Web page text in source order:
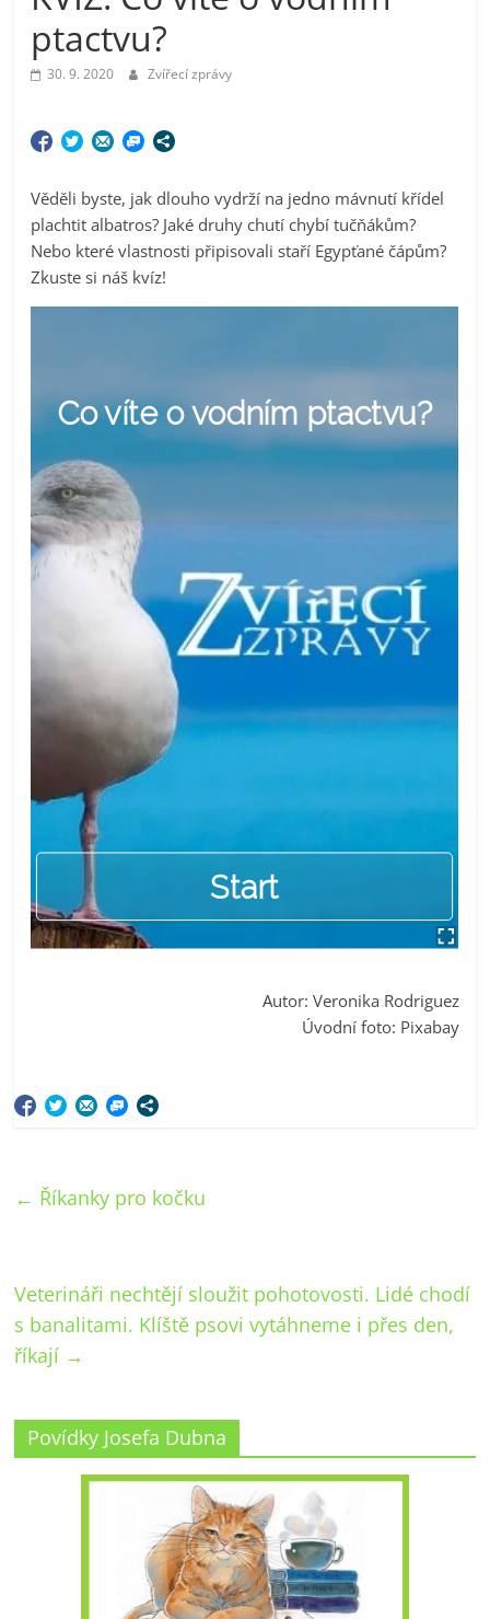
ptactvu?
30. 9. 2020 Zvířecí zprávy
Věděli byste, jak dlouho vydrží na jedno mávnutí křídel
plachtit albatros? Jaké druhy chutí chybí tučňákům?
Nebo které vlastnosti připisovali staří Egypťané čápům?
Zkuste si náš kvíz!
Autor: Veronika Rodriguez
Úvodní foto: Pixabay
← Říkanky pro kočku
Veterináři nechtějí sloužit pohotovosti. Lidé chodí
s banalitami. Klíště psovi vytáhneme i přes den,
říkají →
Povídky Josefa Dubna